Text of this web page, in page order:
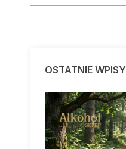
OSTATNIE WPISY